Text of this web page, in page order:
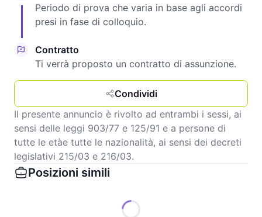
Periodo di prova che varia in base agli accordi
presi in fase di colloquio.
Contratto
Ti verrà proposto un contratto di assunzione.
Condividi
Il presente annuncio è rivolto ad entrambi i sessi, ai
sensi delle leggi 903/77 e 125/91 e a persone di
tutte le etàe tutte le nazionalità, ai sensi dei decreti
legislativi 215/03 e 216/03.
Posizioni simili